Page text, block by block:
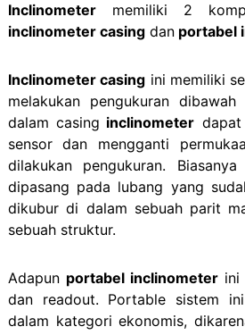
Inclinometermemiliki 2
inclinometer casingdanportabel
Inclinometer casing ini memiliki
melakukan pengukuran
dalam casing inclinometer
sensor dan mengganti
dilakukan pengukuran. Biasanya
dipasang pada lubang yang
dikubur di dalam sebuah parit
sebuah struktur.
Adapun portabel inclinometerini
dan readout. Portable sistem
dalam kategori ekonomis,